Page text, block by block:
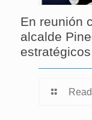
En reunión
alcalde